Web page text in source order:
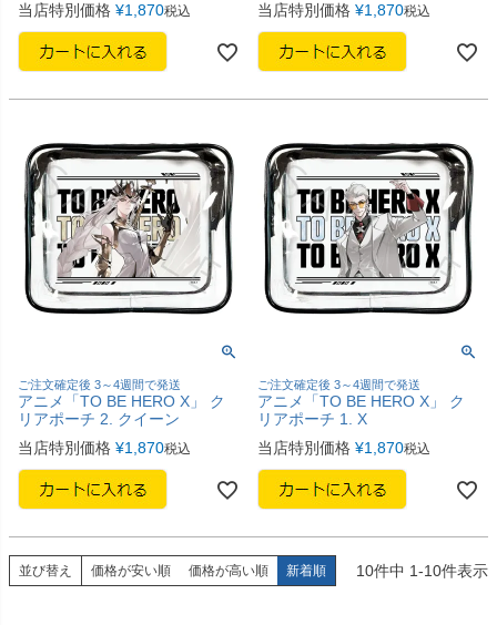
当店特別価格 ¥1,870税込
当店特別価格 ¥1,870税込
ご注文確定後 3～4週間で発送
アニメ「TO BE HERO X」 ク
リアポーチ 2. クイーン
当店特別価格 ¥1,870税込
ご注文確定後 3～4週間で発送
アニメ「TO BE HERO X」 ク
リアポーチ 1. X
当店特別価格 ¥1,870税込
並び替え 価格が安い順 価格が高い順 新着順 10件中 1-10件表示